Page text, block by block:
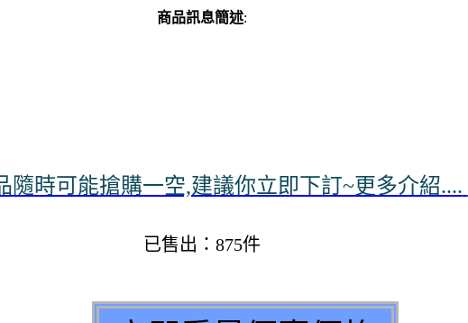
商品訊息簡述:
隨時可能搶購一空,建議你立即下訂~更多介紹....
已售出：875件